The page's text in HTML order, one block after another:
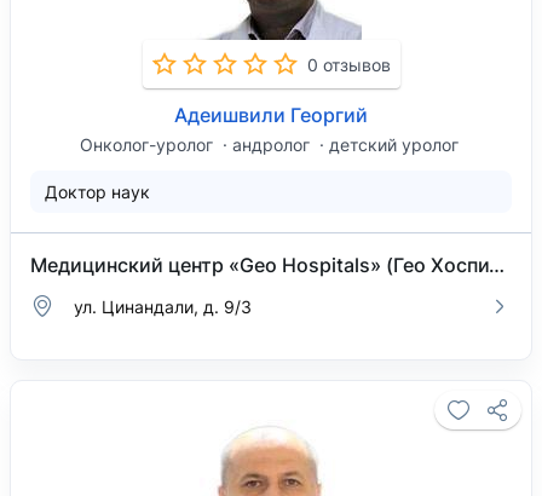
0 отзывов
Адеишвили Георгий
Онколог-уролог андролог детский уролог
Доктор наук
Медицинский центр «Geo Hospitals» (Гео Хоспиталс) на Цинандали
ул. Цинандали, д. 9/3